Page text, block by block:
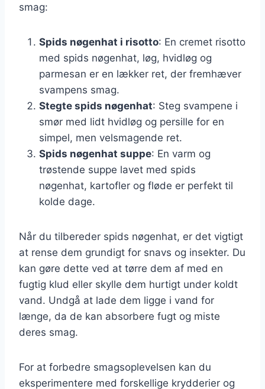
smag:
Spids nøgenhat i risotto: En cremet risotto
med spids nøgenhat, løg, hvidløg og
parmesan er en lækker ret, der fremhæver
svampens smag.
Stegte spids nøgenhat: Steg svampene i
smør med lidt hvidløg og persille for en
simpel, men velsmagende ret.
Spids nøgenhat suppe: En varm og
trøstende suppe lavet med spids
nøgenhat, kartofler og fløde er perfekt til
kolde dage.
Når du tilbereder spids nøgenhat, er det vigtigt
at rense dem grundigt for snavs og insekter. Du
kan gøre dette ved at tørre dem af med en
fugtig klud eller skylle dem hurtigt under koldt
vand. Undgå at lade dem ligge i vand for
længe, da de kan absorbere fugt og miste
deres smag.
For at forbedre smagsoplevelsen kan du
eksperimentere med forskellige krydderier og